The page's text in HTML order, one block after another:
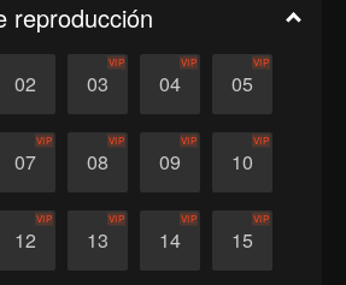
reproducción
02 03
VIP
04
VIP
05
VIP
07
VIP
08
VIP
09
VIP
10
VIP
12
VIP
13
VIP
14
VIP
15
VIP